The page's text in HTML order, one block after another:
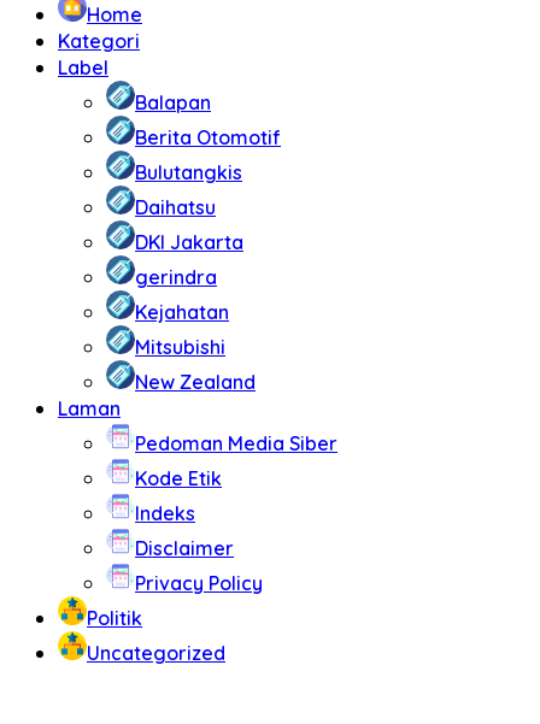
Home
Kategori
Label
Balapan
Berita Otomotif
Bulutangkis
Daihatsu
DKI Jakarta
gerindra
Kejahatan
Mitsubishi
New Zealand
Laman
Pedoman Media Siber
Kode Etik
Indeks
Disclaimer
Privacy Policy
Politik
Uncategorized